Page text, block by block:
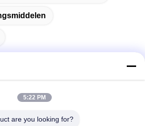
5:22 PM
are you looking for?